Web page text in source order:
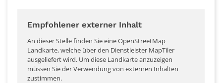
Empfohlener externer Inhalt
An dieser Stelle finden Sie eine OpenStreetMap
Landkarte, welche über den Dienstleister MapTiler
ausgeliefert wird. Um diese Landkarte anzuzeigen
müssen Sie der Verwendung von externen Inhalten
zustimmen.